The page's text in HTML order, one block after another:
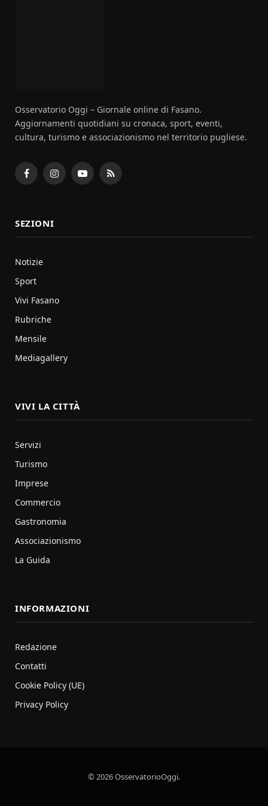
Osservatorio Oggi – Giornale online di Fasano.
Aggiornamenti quotidiani su cronaca, sport, eventi,
cultura, turismo e associazionismo nel territorio pugliese.
FacebookInstagramYouTubeRSS
SEZIONI
Notizie
Sport
Vivi Fasano
Rubriche
Mensile
Mediagallery
VIVI LA CITTÀ
Servizi
Turismo
Imprese
Commercio
Gastronomia
Associazionismo
La Guida
INFORMAZIONI
Redazione
Contatti
Cookie Policy (UE)
Privacy Policy
© 2026 OsservatorioOggi.